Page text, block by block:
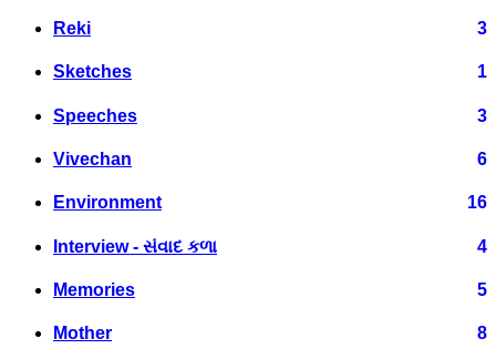
Reki 3
Sketches 1
Speeches 3
Vivechan 6
Environment 16
Interview - સંવાદ કળા 4
Memories 5
Mother 8